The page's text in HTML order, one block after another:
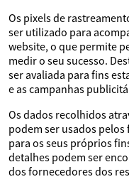
Os pixels de
ser utilizado para
website, o que permite
medir o seu sucesso.
ser avaliada para fins
e as campanhas
Os dados recolhidos
podem ser usados
para os seus próprios
detalhes podem ser
dos fornecedores dos